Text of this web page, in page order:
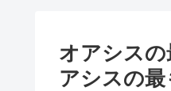
オアシス
アシスの